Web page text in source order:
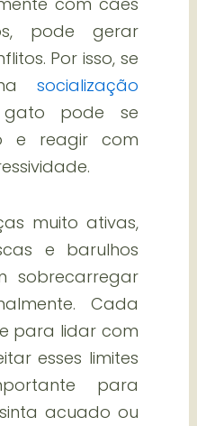
pode gerar
Por isso, se
socialização
pode se
e reagir com
muito ativas,
e barulhos
sobrecarregar
Cada
para lidar com
esses limites
para
acuado ou